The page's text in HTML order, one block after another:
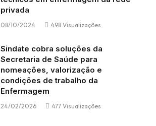
privada
08/10/2024 498 Visualizações
Sindate cobra soluções da
Secretaria de Saúde para
nomeações, valorização e
condições de trabalho da
Enfermagem
24/02/2026 477 Visualizações